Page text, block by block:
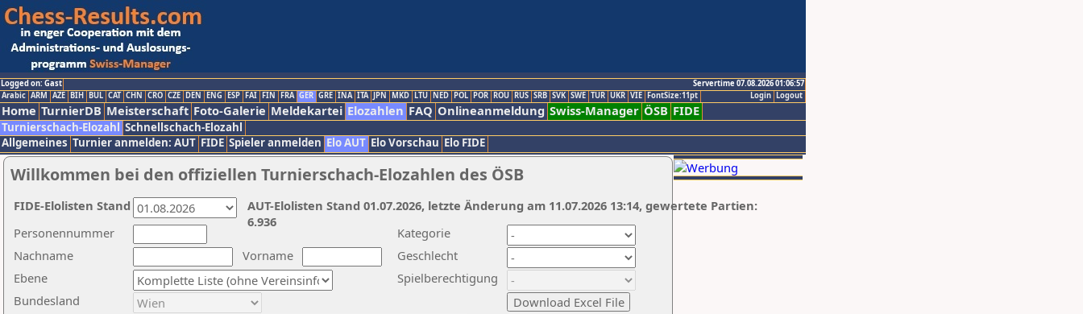
Logged on: Gast
Servertime 07.08.2026 01:06:57
Logout
Login
Arabic ARM AZE BIH BUL CAT CHN CRO CZE DEN ENG ESP FAI FIN FRA GER GRE INA ITA JPN MKD LTU NED POL POR ROU RUS SRB SVK SWE TUR UKR VIE FontSize:11pt
Home TurnierDB Meisterschaft Foto-Galerie Meldekartei Elozahlen FAQ Onlineanmeldung Swiss-Manager ÖSB FIDE
Turnierschach-Elozahl Schnellschach-Elozahl
Allgemeines Turnier anmelden: AUT FIDE Spieler anmelden Elo AUT Elo Vorschau Elo FIDE
Willkommen bei den offiziellen Turnierschach-Elozahlen des ÖSB
Nachname
Vorname
Ebene
Kategorie
Personennummer
Bundesland
Geschlecht
Spielberechtigung
AUT-Elolisten Stand 01.07.2026, letzte Änderung am 11.07.2026 13:14, gewertete Partien:
6.936
FIDE-Elolisten Stand